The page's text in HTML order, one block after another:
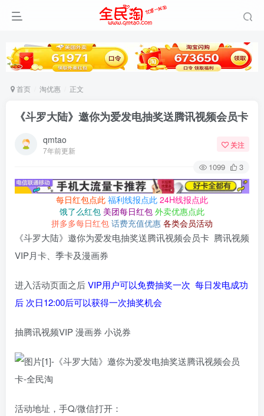
首页 淘优惠 正文
《斗罗大陆》邀你为爱发电抽奖送腾讯视频会员卡
qmtao
7年前更新
关注
1099 3
每日红包点此 福利线报点此 24H线报点此
饿了么红包 美团每日红包 外卖优惠点此
拼多多每日红包 话费充值优惠 各类会员活动
《斗罗大陆》邀你为爱发电抽奖送腾讯视频会员卡 腾讯视频
VIP月卡、季卡及漫画券
进入活动页面之后VIP用户可以免费抽奖一次 每日发电成功
后 次日12:00后可以获得一次抽奖机会
抽腾讯视频VIP 漫画券 小说券
活动地址，手Q/微信打开：